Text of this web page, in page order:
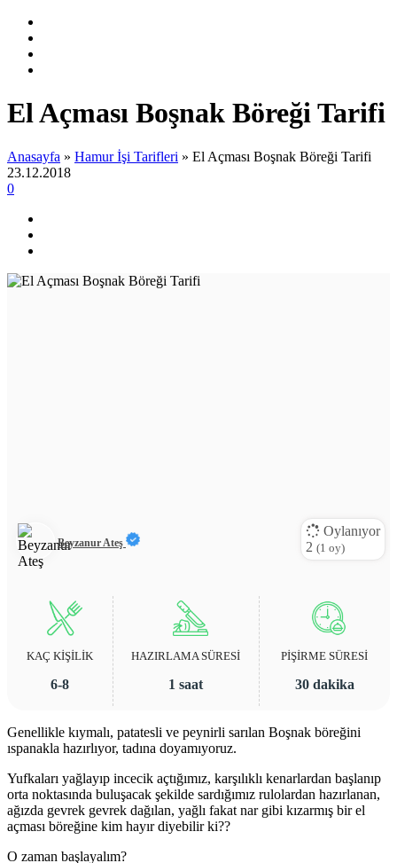
El Açması Boşnak Böreği Tarifi
Anasayfa » Hamur İşi Tarifleri » El Açması Boşnak Böreği Tarifi
23.12.2018
0
Beyzanur Ateş
Oylanıyor
2 (1 oy)
KAÇ KİŞİLİK
6-8
HAZIRLAMA SÜRESİ
1 saat
PİŞİRME SÜRESİ
30 dakika
Genellikle kıymalı, patatesli ve peynirli sarılan Boşnak böreğini
ıspanakla hazırlıyor, tadına doyamıyoruz.
Yufkaları yağlayıp incecik açtığımız, karşılıklı kenarlardan başlanıp
orta noktasında buluşacak şekilde sardığımız rulolardan hazırlanan,
ağızda gevrek gevrek dağılan, yağlı fakat nar gibi kızarmış bir el
açması böreğine kim hayır diyebilir ki??
O zaman başlayalım?